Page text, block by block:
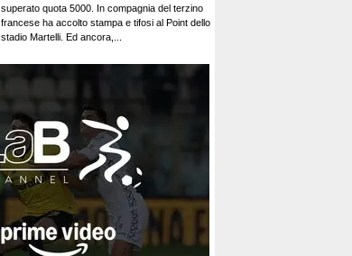
superato quota 5000. In compagnia del terzino
francese ha accolto stampa e tifosi al Point dello
stadio Martelli. Ed ancora,...